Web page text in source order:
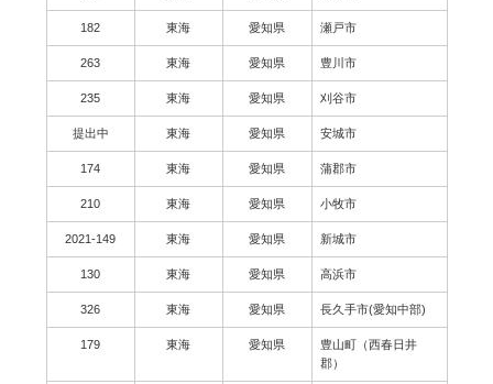
182 東海 愛知県 瀬戸市
263 東海 愛知県 豊川市
235 東海 愛知県 刈谷市
提出中 東海 愛知県 安城市
174 東海 愛知県 蒲郡市
210 東海 愛知県 小牧市
2021-149 東海 愛知県 新城市
130 東海 愛知県 高浜市
326 東海 愛知県 長久手市(愛知中部)
179 東海 愛知県
豊山町（西春日井
郡）